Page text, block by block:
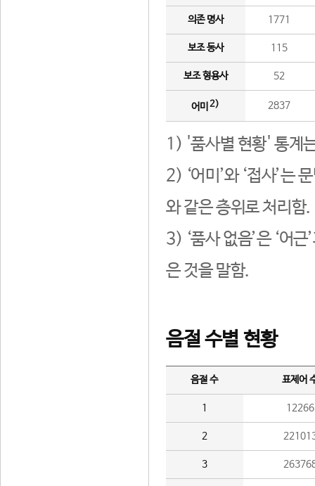
의존 명사 1771
보조 동사 115
보조 형용사 52
어미 2) 2837
1) '품사별 현황' 통계
2) ‘어미’와 ‘접사’는
와 같은 층위로 처리함.
3) ‘품사 없음’은 ‘어
은 것을 말함.
음절 수별 현황
음절 수 표제어
1 12266
2
3